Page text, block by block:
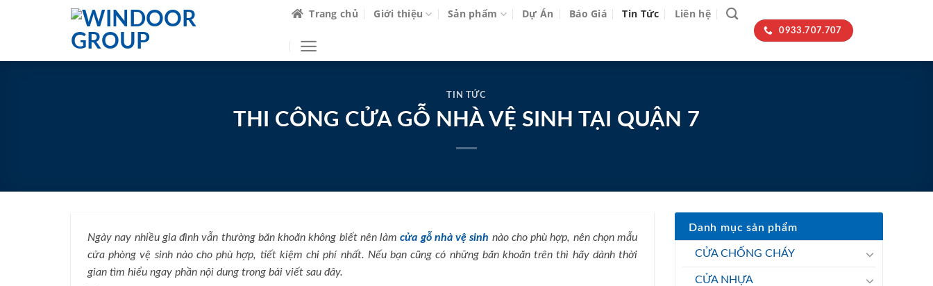
Trang chủ Giới thiệu Sản phẩm Dự Án Báo Giá Tin Tức Liên hệ
0933.707.707
TIN TỨC
THI CÔNG CỬA GỖ NHÀ VỆ SINH TẠI QUẬN 7
Ngày nay nhiều gia đình vẫn thường băn khoăn không biết nên làmcửa gỗ nhà vệ sinh nào cho phù hợp, nên chọn mẫu
cửa phòng vệ sinh nào cho phù hợp, tiết kiệm chi phí nhất. Nếu bạn cũng có những băn khoăn trên thì hãy dành thời
gian tìm hiểu ngay phần nội dung trong bài viết sau đây.
Danh mục sản phẩm
CỬA CHỐNG CHÁY
CỬA NHỰA